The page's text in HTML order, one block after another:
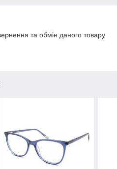
та обмін даного товару